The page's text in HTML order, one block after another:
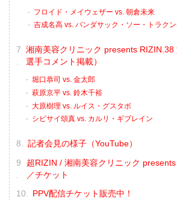
フロイド・メイウェザー vs. 朝倉未来
吉成名高 vs. バンダサック・ソー・トラクン
湘南美容クリニック presents
選手コメント掲載）
堀口恭司 vs. 金太郎
萩原京平 vs. 鈴木千裕
大原樹理 vs. ルイス・グスタボ
シビサイ頌真 vs. カルリ・ギブレイン
記者会見の様子（YouTube）
超RIZIN / 湘南美容クリニック
／チケット
PPV配信チケット販売中！